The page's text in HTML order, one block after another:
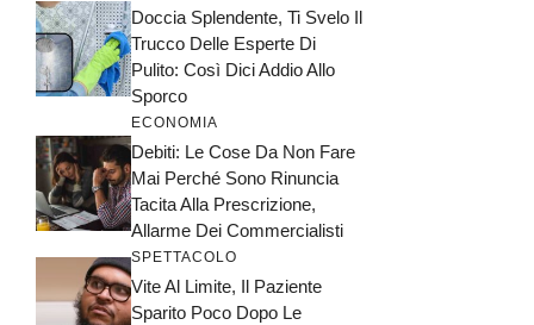
Doccia Splendente, Ti Svelo Il
Trucco Delle Esperte Di
Pulito: Così Dici Addio Allo
Sporco
ECONOMIA
Debiti: Le Cose Da Non Fare
Mai Perché Sono Rinuncia
Tacita Alla Prescrizione,
Allarme Dei Commercialisti
SPETTACOLO
Vite Al Limite, Il Paziente
Sparito Poco Dopo Le